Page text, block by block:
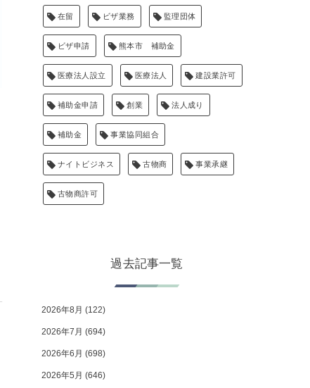
在留 ビザ業務 監理団体
ビザ申請 熊本市 補助金
医療法人設立 医療法人 建設業許可
補助金申請 創業 法人成り
補助金 事業協同組合
ナイトビジネス 古物商 事業承継
古物商許可
過去記事一覧
2026年8月 (122)
2026年7月 (694)
2026年6月 (698)
2026年5月 (646)